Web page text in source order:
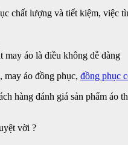
chất lượng và tiết kiệm, việc
áo là điều không dễ dàng
may áo đồng phục, đồng phục
hàng đánh giá sản phẩm áo
vời ?